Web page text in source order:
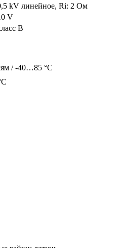
kV линейное, Ri: 2 Ом
V
B
/ -40…85 °C